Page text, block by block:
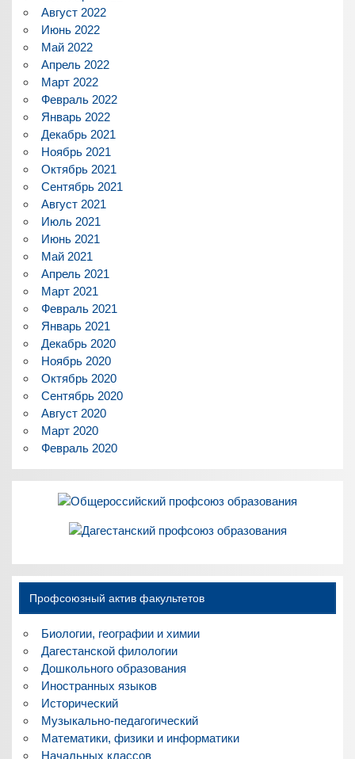
Август 2022
Июнь 2022
Май 2022
Апрель 2022
Март 2022
Февраль 2022
Январь 2022
Декабрь 2021
Ноябрь 2021
Октябрь 2021
Сентябрь 2021
Август 2021
Июль 2021
Июнь 2021
Май 2021
Апрель 2021
Март 2021
Февраль 2021
Январь 2021
Декабрь 2020
Ноябрь 2020
Октябрь 2020
Сентябрь 2020
Август 2020
Март 2020
Февраль 2020
Профсоюзный актив факультетов
Биологии, географии и химии
Дагестанской филологии
Дошкольного образования
Иностранных языков
Исторический
Музыкально-педагогический
Математики, физики и информатики
Начальных классов